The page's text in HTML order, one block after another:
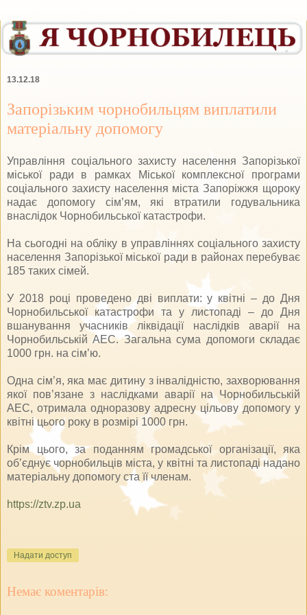
13.12.18
Запорізьким чорнобильцям виплатили
матеріальну допомогу
Управління соціального захисту населення Запорізької
міської ради в рамках Міської комплексної програми
соціального захисту населення міста Запоріжжя щороку
надає допомогу сім’ям, які втратили годувальника
внаслідок Чорнобильської катастрофи.
На сьогодні на обліку в управліннях соціального захисту
населення Запорізької міської ради в районах перебуває
185 таких сімей.
У 2018 році проведено дві виплати: у квітні – до Дня
Чорнобильської катастрофи та у листопаді – до Дня
вшанування учасників ліквідації наслідків аварії на
Чорнобильській АЕС. Загальна сума допомоги складає
1000 грн. на сім’ю.
Одна сім’я, яка має дитину з інвалідністю, захворювання
якої пов’язане з наслідками аварії на Чорнобильській
АЕС, отримала одноразову адресну цільову допомогу у
квітні цього року в розмірі 1000 грн.
Крім цього, за поданням громадської організації, яка
об’єднує чорнобильців міста, у квітні та листопаді надано
матеріальну допомогу ста її членам.
https://ztv.zp.ua
Надати доступ
Немає коментарів: